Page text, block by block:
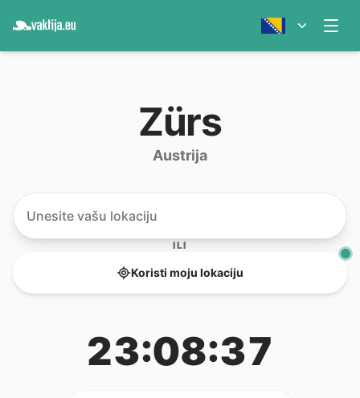
Zürs
Austrija
ILI
Koristi moju lokaciju
23:08:37